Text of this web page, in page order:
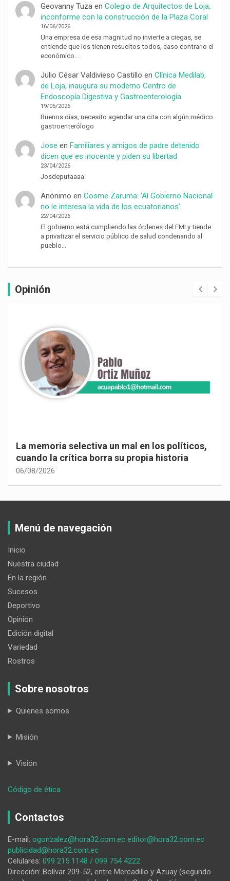
Geovanny Tuzaen Colegio de Arquitectos de Loja,
inconforme con la construcción de la Plaza Coral
16/06/2026
Una empresa de esa magnitud no invierte a ciegas, se
entiende que los tienen resueltos todos, caso contrario el
económico…
Julio César Valdivieso Castillo en Clínica Medilab,
de Loja, inaugura su moderno Centro de
Endoscopía Digestiva y Gastroenterología
19/05/2026
Buenos días, necesito agendar una cita con algún médico
gastroenterólogo
Jose en Familiares y amigos de padre detenido
dicen que es inocente y piden su libertad
23/04/2026
Josdeputaaaa
Anónimo en Cosme Zaruma: ‘Al Gobierno Nacional
no le interesa la vida de los ecuatorianos’
22/04/2026
El gobierno está cumpliendo las órdenes del FMI y tiende
a privatizar el servicio público de salud condenando al
pueblo…
Opinión
La memoria selectiva un mal en los políticos,
cuando la crítica borra su propia historia
06/08/2026
Menú de navegación
Inicio
Nuestra ciudad
En la región
Sucesos
Deportivo
Opinión
Edición digital
Variedad
Rostros
Sobre nosotros
Quiénes somos
Misión
Visión
Código de ética
las
Contactos
E-mail: ogonzalez@hora32.com.ec editor@hora32.com.ec
publicidad@hora32.com.ec
Celulares: 099 215 1148 / 099 754 4222
Dirección: Bolívar 209-52, entre Mercadillo y Azuay (segundo